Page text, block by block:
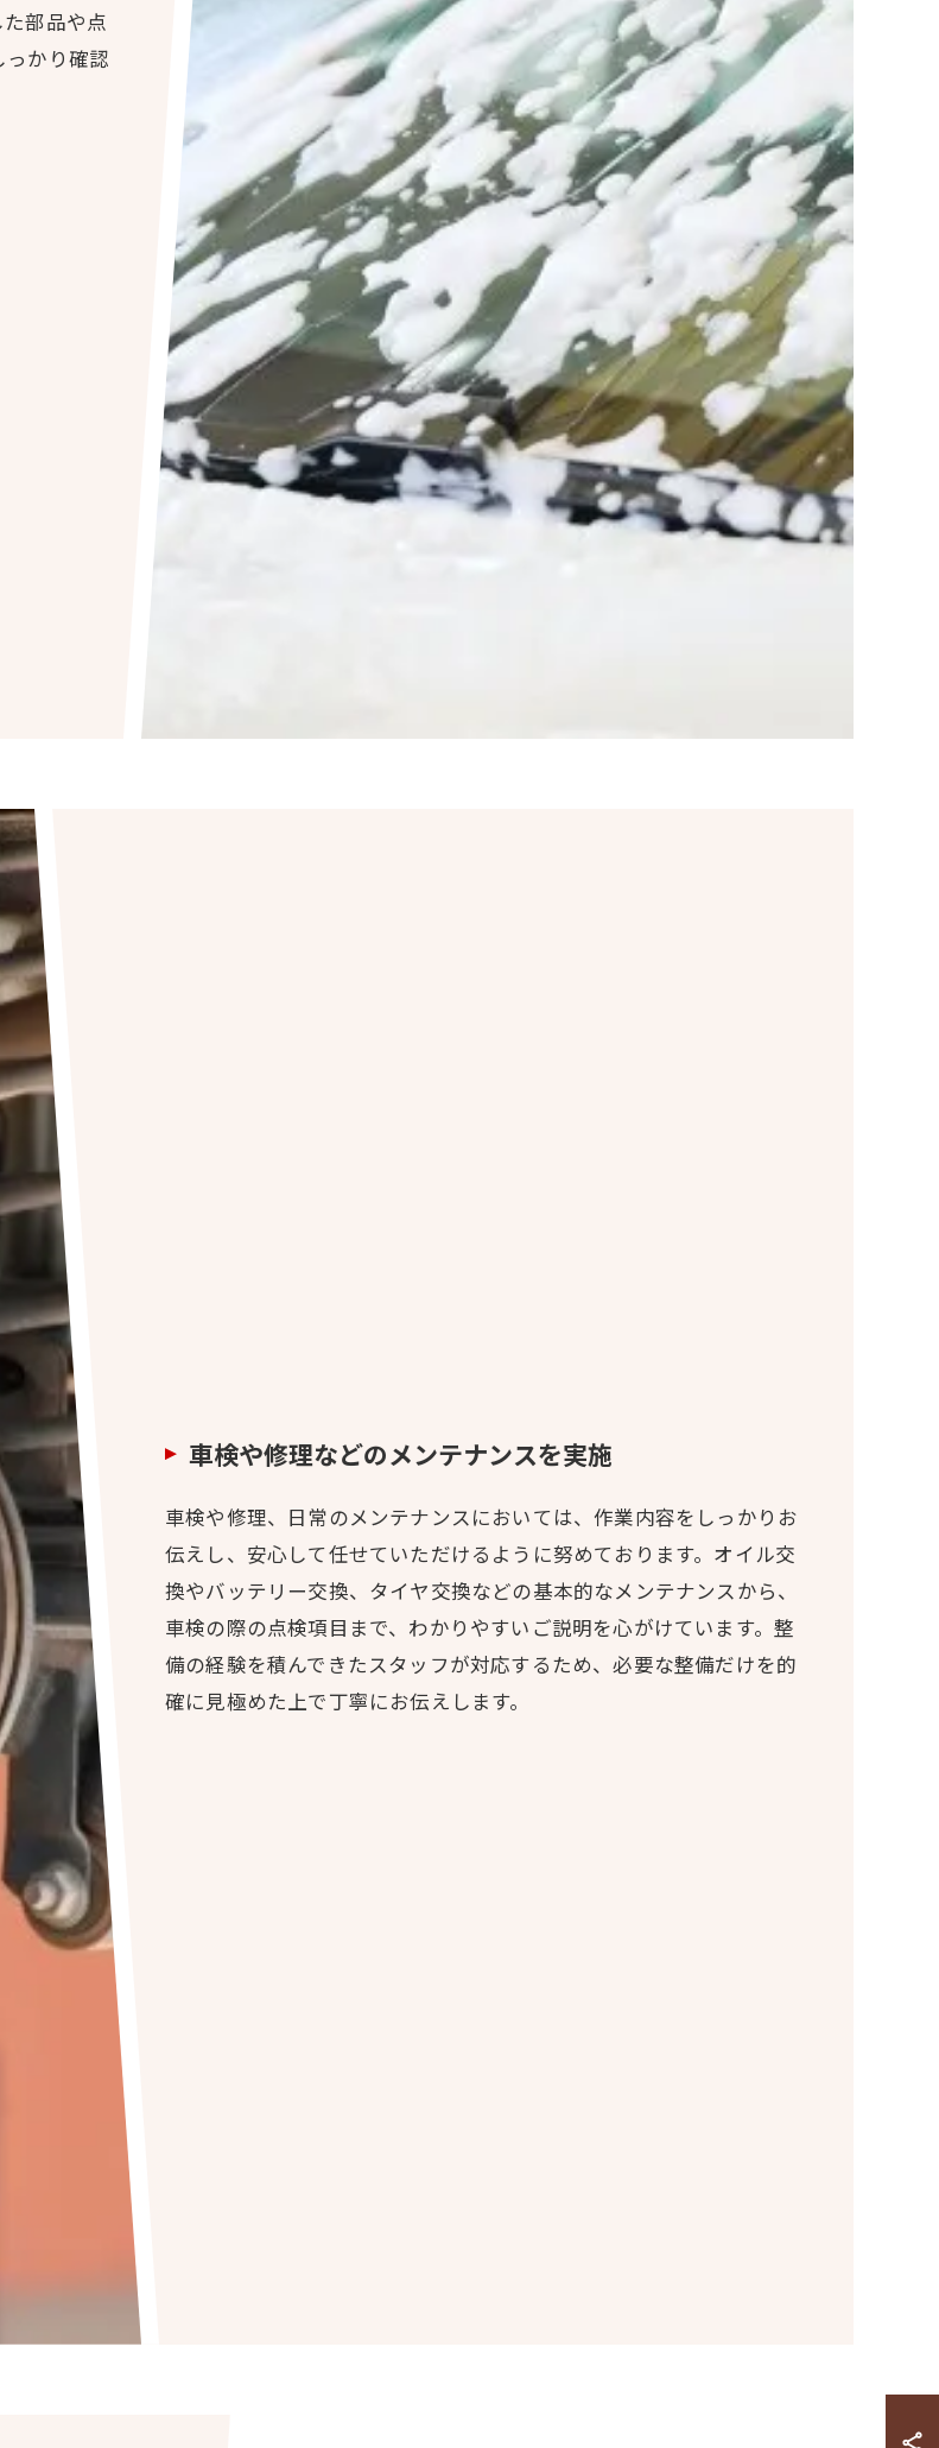
部品や点
かり確認
車検や修理などのメンテナンスを実施
車検や修理、日常のメンテナンスにおいては、作業内容をしっかりお
伝えし、安心して任せていただけるように努めております。オイル交
換やバッテリー交換、タイヤ交換などの基本的なメンテナンスから、
車検の際の点検項目まで、わかりやすいご説明を心がけています。整
備の経験を積んできたスタッフが対応するため、必要な整備だけを的
確に見極めた上で丁寧にお伝えします。